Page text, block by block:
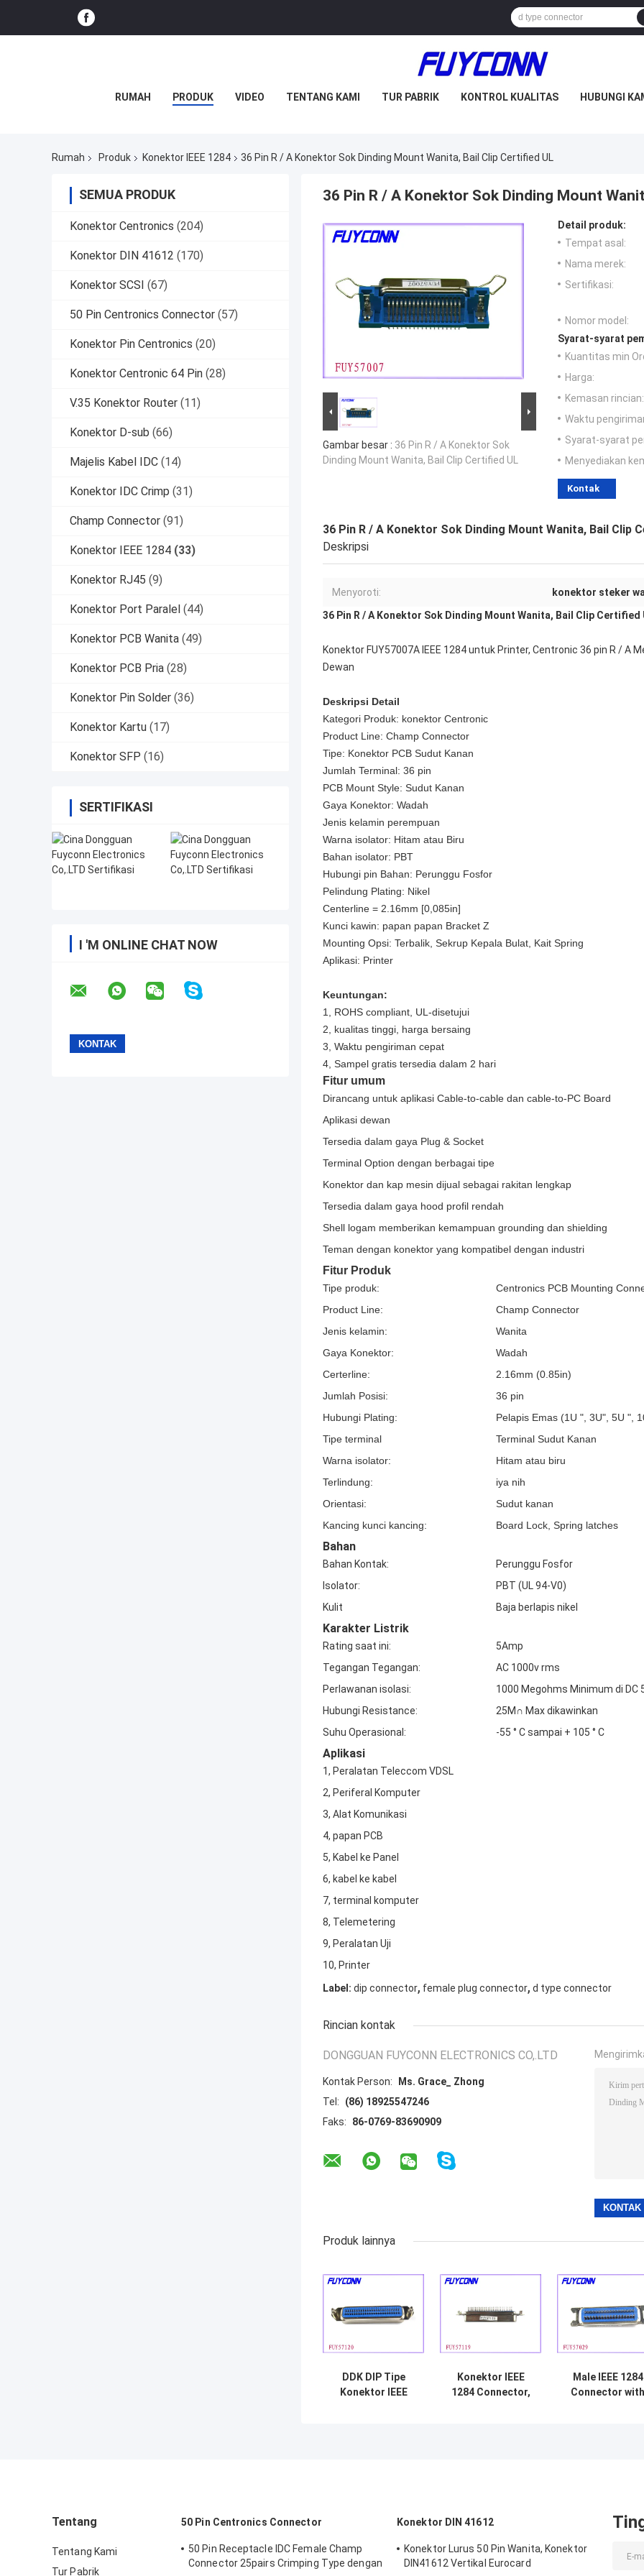
RUMAH PRODUK VIDEO TENTANG KAMI TUR PABRIK KONTROL KUALITAS HUBUNGI
Rumah Produk Konektor IEEE 1284 36 Pin R / A Konektor Sok Dinding Mount Wanita, Bail Clip Certified UL
SEMUA PRODUK
Konektor Centronics (204)
Konektor DIN 41612 (170)
Konektor SCSI (67)
50 Pin Centronics Connector (57)
Konektor Pin Centronics (20)
Konektor Centronic 64 Pin (28)
V.35 Konektor Router (11)
Konektor D-sub (66)
Majelis Kabel IDC (14)
Konektor IDC Crimp (31)
Champ Connector (91)
Konektor IEEE 1284 (33)
Konektor RJ45 (9)
Konektor Port Paralel (44)
Konektor PCB Wanita (49)
Konektor PCB Pria (28)
Konektor Pin Solder (36)
Konektor Kartu (17)
Konektor SFP (16)
SERTIFIKASI
I 'M ONLINE CHAT NOW
36 Pin R / A Konektor Sok Dinding Mount
Gambar besar : 36 Pin R / A Konektor Sok
Dinding Mount Wanita, Bail Clip Certified UL
Detail produk:
Tempat asal:
Nama merek:
Sertifikasi:
Nomor model:
Syarat-syarat
Kuantitas min
Harga:
Kemasan rincian:
Waktu
Syarat-syarat
Menyediakan
Kontak
36 Pin R / A Konektor Sok Dinding Mount Wanita, Bail Clip
Deskripsi
Menyoroti:
konektor steker
36 Pin R / A Konektor Sok Dinding Mount Wanita, Bail Clip Certified
Konektor FUY57007A IEEE 1284 untuk Printer, Centronic 36 pin R / A
Dewan
Deskripsi Detail
Kategori Produk: konektor Centronic
Product Line: Champ Connector
Tipe: Konektor PCB Sudut Kanan
Jumlah Terminal: 36 pin
PCB Mount Style: Sudut Kanan
Gaya Konektor: Wadah
Jenis kelamin perempuan
Warna isolator: Hitam atau Biru
Bahan isolator: PBT
Hubungi pin Bahan: Perunggu Fosfor
Pelindung Plating: Nikel
Centerline = 2.16mm [0,085in]
Kunci kawin: papan papan Bracket Z
Mounting Opsi: Terbalik, Sekrup Kepala Bulat, Kait Spring
Aplikasi: Printer
Keuntungan:
1, ROHS compliant, UL-disetujui
2, kualitas tinggi, harga bersaing
3, Waktu pengiriman cepat
4, Sampel gratis tersedia dalam 2 hari
Fitur umum
Dirancang untuk aplikasi Cable-to-cable dan cable-to-PC Board
Aplikasi dewan
Tersedia dalam gaya Plug & Socket
Terminal Option dengan berbagai tipe
Konektor dan kap mesin dijual sebagai rakitan lengkap
Tersedia dalam gaya hood profil rendah
Shell logam memberikan kemampuan grounding dan shielding
Teman dengan konektor yang kompatibel dengan industri
Fitur Produk
Tipe produk:
Centronics PCB Mounting
Product Line:
Champ Connector
Jenis kelamin:
Wanita
Gaya Konektor:
Wadah
Certerline:
2.16mm (0.85in)
Jumlah Posisi:
36 pin
Hubungi Plating:
Pelapis Emas (1U ", 3U", 5U ",
Tipe terminal
Terminal Sudut Kanan
Warna isolator:
Hitam atau biru
Terlindung:
iya nih
Orientasi:
Sudut kanan
Kancing kunci kancing:
Board Lock, Spring latches
Bahan
Bahan Kontak:
Perunggu Fosfor
Isolator:
PBT (UL 94-V0)
Kulit
Baja berlapis nikel
Karakter Listrik
Rating saat ini:
5Amp
Tegangan Tegangan:
AC 1000v rms
Perlawanan isolasi:
1000 Megohms Minimum di DC
Hubungi Resistance:
25M∩ Max dikawinkan
Suhu Operasional:
-55 ° C sampai + 105 ° C
Aplikasi
1, Peralatan Teleccom VDSL
2, Periferal Komputer
3, Alat Komunikasi
4, papan PCB
5, Kabel ke Panel
6, kabel ke kabel
7, terminal komputer
8, Telemetering
9, Peralatan Uji
10, Printer
Label: dip connector, female plug connector, d type connector
Rincian kontak
DONGGUAN FUYCONN ELECTRONICS CO,.LTD
Kontak Person:
Ms. Grace_ Zhong
Tel:
(86) 18925547246
Faks:
86-0769-83690909
Produk lainnya
DDK DIP Tipe
Konektor IEEE
Konektor IEEE
1284 Connector,
Male IEEE 1284
Connector with
Tentang
Tentang Kami
Tur Pabrik
50 Pin Centronics Connector
50 Pin Receptacle IDC Female Champ
Connector 25pairs Crimping Type dengan
Konektor DIN 41612
Konektor Lurus 50 Pin Wanita, Konektor
DIN41612 Vertikal Eurocard